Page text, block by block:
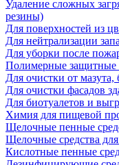
Удаление сложных
резины)
Для поверхностей из
Для нейтрализации
Для уборки после
Полимерные защитные
Для очистки от
Для очистки фасадов
Для биотуалетов и
Химия для пищевой
Щелочные пенные
Щелочные средства
Кислотные пенные